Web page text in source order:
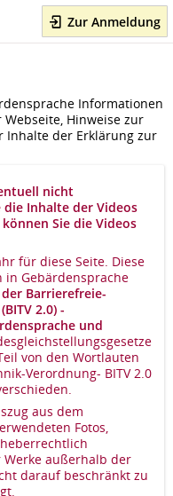
Zur Anmeldung
Informationen
Hinweise zur
Inhalte der Erklärung zur
nicht
Inhalte der Videos
Sie die Videos
für diese Seite. Diese
in Gebärdensprache
der Barrierefreie-
2.0) -
und
von den Wortlauten
Verordnung- BITV 2.0
aus dem
Fotos,
außerhalb der
darauf beschränkt zu